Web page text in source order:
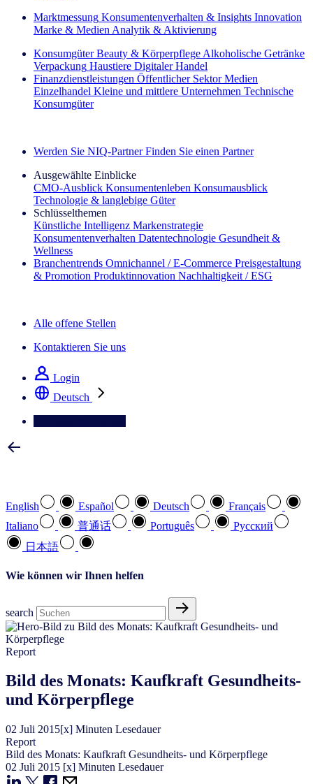
Marktmessung Konsumentenverhalten & Insights Innovation
Marke & Medien Analytik & Aktivierung
Konsumgüter Beauty & Körperpflege Alkoholische Getränke
Verpackung Haustiere Digitaler Handel
Finanzdienstleistungen Öffentlicher Sektor Medien
Einzelhandel Kleine und mittlere Unternehmen Technische
Konsumgüter
Werden Sie NIQ-Partner Finden Sie einen Partner
Ausgewählte Einblicke
CMO‑Ausblick Konsumentenleben Konsumausblick
Technologie & langlebige Güter
Schlüsselthemen
Künstliche Intelligenz Markenstrategie
Konsumentenverhalten Datentechnologie Gesundheit &
Wellness
Branchentrends Omnichannel / E‑Commerce Preisgestaltung
& Promotion Produktinnovation Nachhaltigkeit / ESG
Alle offene Stellen
Kontaktieren Sie uns
Login
Deutsch
English Español Deutsch
Français
Italiano
普通话 Português
Pусский
日本語
Wie können wir Ihnen helfen
search
Report
Bild des Monats: Kaufkraft Gesundheits-
und Körperpflege
02 Juli 2015[x] Minuten Lesedauer
Report
Bild des Monats: Kaufkraft Gesundheits- und Körperpflege
02 Juli 2015 [x] Minuten Lesedauer